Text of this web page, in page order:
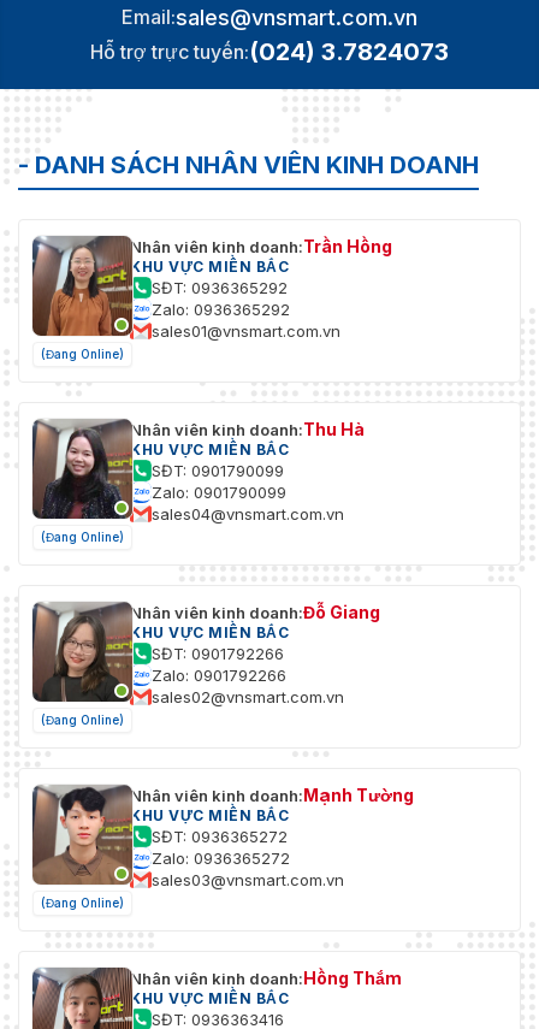
Email:sales@vnsmart.com.vn
Hỗ trợ trực tuyến:(024) 3.7824073
- DANH SÁCH NHÂN VIÊN KINH DOANH
(Đang Online)
Nhân viên kinh doanh:Trần Hồng
KHU VỰC MIỀN BẮC
SĐT: 0936365292
Zalo: 0936365292
sales01@vnsmart.com.vn
(Đang Online)
Nhân viên kinh doanh:Thu Hà
KHU VỰC MIỀN BẮC
SĐT: 0901790099
Zalo: 0901790099
sales04@vnsmart.com.vn
(Đang Online)
Nhân viên kinh doanh:Đỗ Giang
KHU VỰC MIỀN BẮC
SĐT: 0901792266
Zalo: 0901792266
sales02@vnsmart.com.vn
(Đang Online)
Nhân viên kinh doanh:Mạnh Tường
KHU VỰC MIỀN BẮC
SĐT: 0936365272
Zalo: 0936365272
sales03@vnsmart.com.vn
Nhân viên kinh doanh:Hồng Thắm
KHU VỰC MIỀN BẮC
SĐT: 0936363416